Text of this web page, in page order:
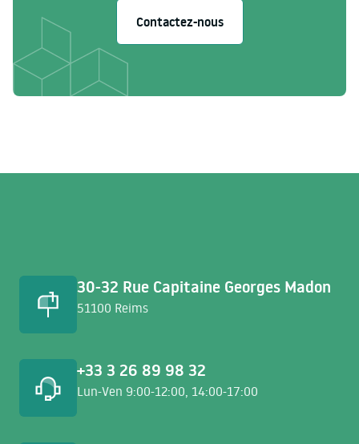
Contactez-nous
Accès rapides
30-32 Rue Capitaine Georges Madon
51100 Reims
+33 3 26 89 98 32
Lun-Ven 9:00-12:00, 14:00-17:00